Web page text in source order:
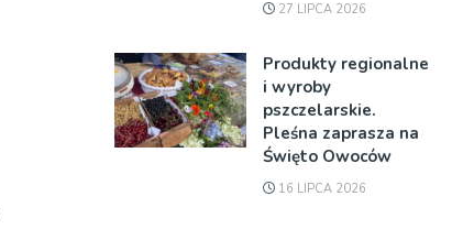
27 LIPCA 2026
Produkty regionalne
i wyroby
pszczelarskie.
Pleśna zaprasza na
Święto Owoców
16 LIPCA 2026